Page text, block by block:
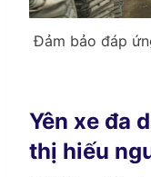
Đảm bảo đáp
Yên xe đa
thị hiếu